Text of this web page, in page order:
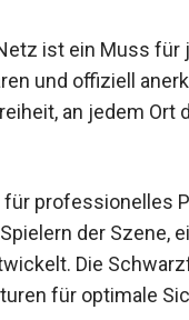
ist ein Muss
und offiziell
an jedem
professionelles
der Szene,
Die
für optimale